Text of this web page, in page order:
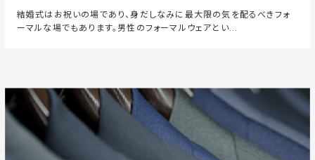
結婚式はお祝いの場であり、身だしなみに最大限の気を配るべきフォ
ーマルな場でもあります。男性のフォーマルウェアとい...